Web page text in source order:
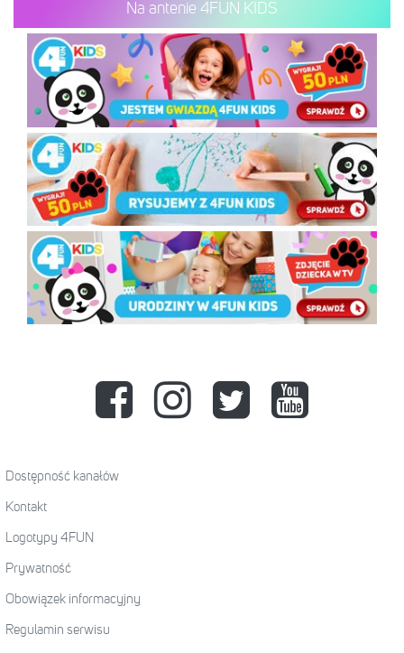
Na antenie 4FUN KIDS
Dostępność kanałów
Kontakt
Logotypy 4FUN
Prywatność
Obowiązek informacyjny
Regulamin serwisu